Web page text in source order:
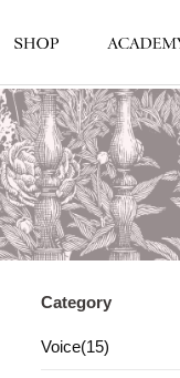
Category
Voice(15)